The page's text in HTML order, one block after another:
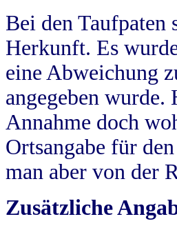
Bei den Taufpaten
Herkunft. Es
eine Abweichung
angegeben
Annahme doch
Ortsangabe für
man aber von der
Zusätzliche